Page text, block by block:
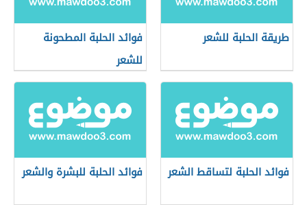
طريقة الحلبة للشعر
فوائد الحلبة المطحونة
للشعر
فوائد الحلبة لتساقط الشعر فوائد الحلبة للبشرة والشعر